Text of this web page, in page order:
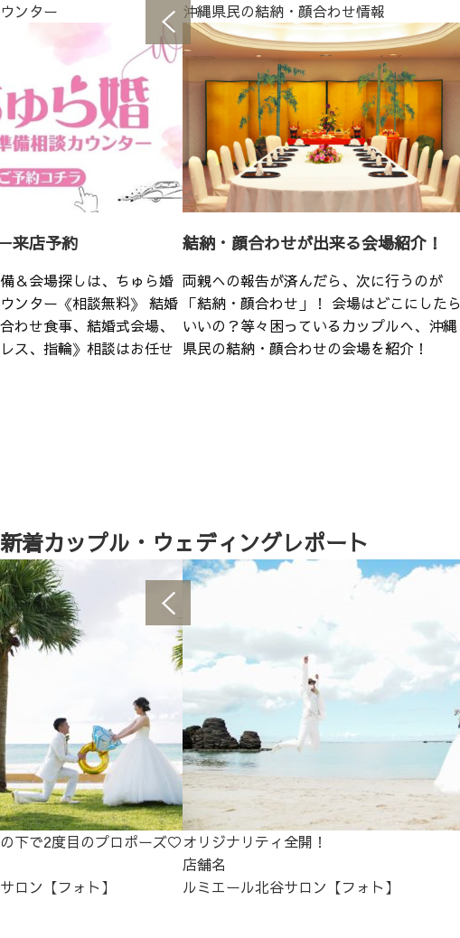
ンター
来店予約
＆会場探しは、ちゅら婚
ンター《相談無料》 結婚
わせ食事、結婚式会場、
ス、指輪》相談はお任せ
沖縄県民の結納・顔合わせ情報
結納・顔合わせが出来る会場紹介！
両親への報告が済んだら、次に行うのが
「結納・顔合わせ」！ 会場はどこにしたら
いいの？等々困っているカップルへ、沖縄
県民の結納・顔合わせの会場を紹介！
新着カップル・ウェディングレポート
下で2度目のプロポーズ♡
ロン【フォト】
オリジナリティ全開！
店舗名
ルミエール北谷サロン【フォト】